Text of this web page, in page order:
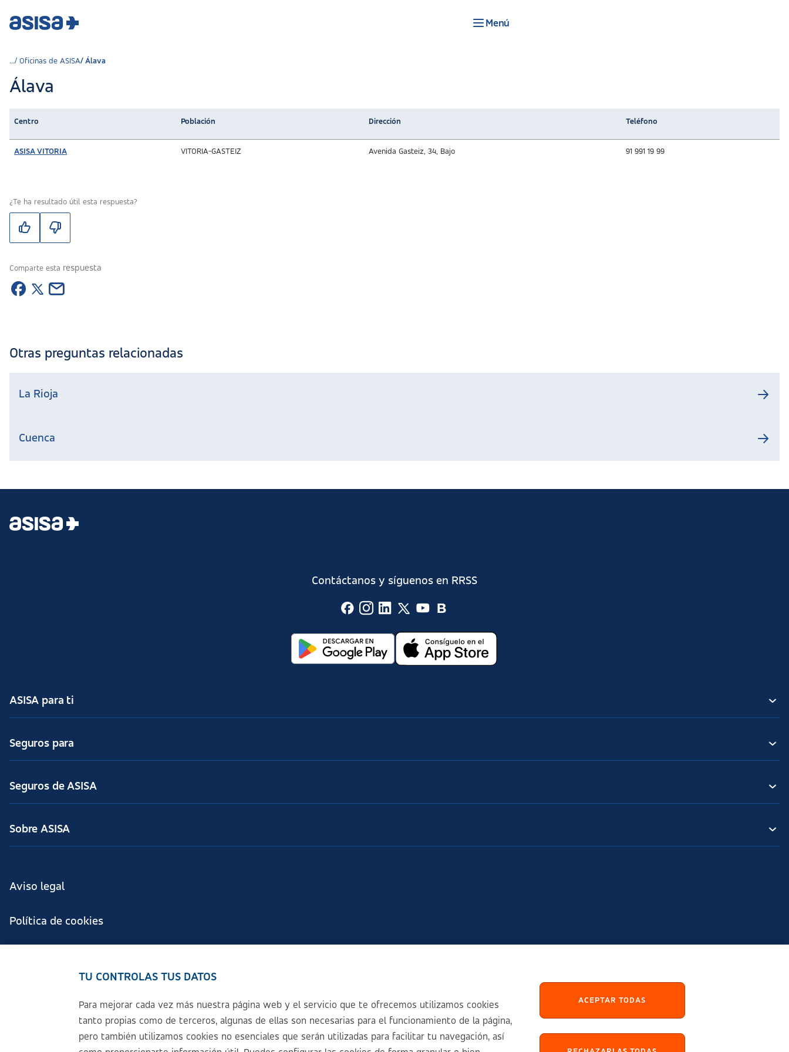
Menú
Oficinas de ASISA Álava
Álava
Centro Población Dirección Teléfono
ASISA VITORIA VITORIA-GASTEIZ Avenida Gasteiz, 34, Bajo 91 991 19 99
¿Te ha resultado útil esta respuesta?
Comparte esta respuesta
Otras preguntas relacionadas
La Rioja
Cuenca
Contáctanos y síguenos en RRSS
ASISA para ti
Seguros para
Seguros de ASISA
Sobre ASISA
Aviso legal
Política de cookies
TU CONTROLAS TUS DATOS
Para mejorar cada vez más nuestra página web y el servicio que te ofrecemos utilizamos cookies
tanto propias como de terceros, algunas de ellas son necesarias para el funcionamiento de la página,
pero también utilizamos cookies no esenciales que serán utilizadas para facilitar tu navegación, así
ACEPTAR TODAS